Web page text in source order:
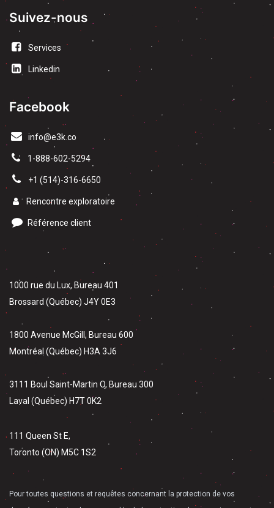
Facebook
info@e3k.co
1-888-602-5294
​+1 (514)-316-6650
Rencontre exploratoire
Référence client
1000 rue du Lux, Bureau 401
Brossard (Québec) J4Y 0E3
1800 Avenue McGill, Bureau 600
Montréal (Québec) H3A 3J6
3111 Boul Saint-Martin O, Bureau 300
Laval (Québec) H7T 0K2
111 Queen St E,
Toronto (ON) M5C 1S2
Pour toutes questions et requêtes concernant la protection de vos
Suivez-nous
Services
Linkedin